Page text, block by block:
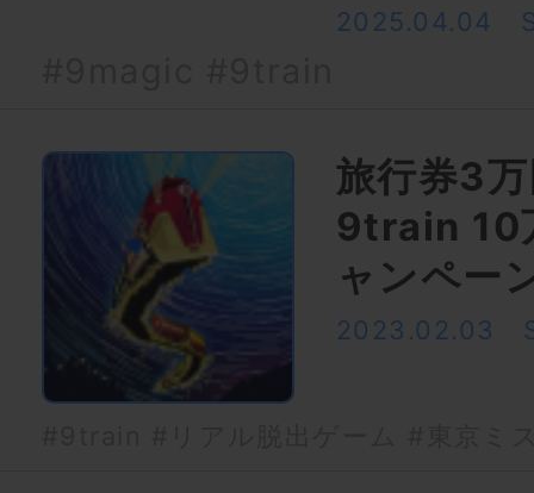
2025.04.04
旅行券3
9train 10
ャンペー
2023.02.03